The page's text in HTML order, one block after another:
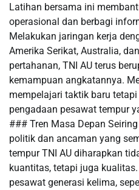
Latihan bersama ini
operasional dan berbagi
Melakukan jaringan kerja
Amerika Serikat, Australia,
pertahanan, TNI AU terus
kemampuan angkatannya.
mempelajari taktik baru
pengadaan pesawat tempur
### Tren Masa Depan
politik dan ancaman yang
tempur TNI AU diharapkan
kuantitas, tetapi juga
pesawat generasi kelima,